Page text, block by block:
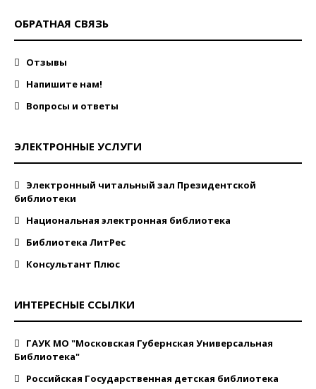
ОБРАТНАЯ СВЯЗЬ
Отзывы
Напишите нам!
Вопросы и ответы
ЭЛЕКТРОННЫЕ УСЛУГИ
Электронный читальный зал Президентской
библиотеки
Национальная электронная библиотека
Библиотека ЛитРес
Консультант Плюс
ИНТЕРЕСНЫЕ ССЫЛКИ
ГАУК МО "Московская Губернская Универсальная
Библиотека"
Российская Государственная детская библиотека